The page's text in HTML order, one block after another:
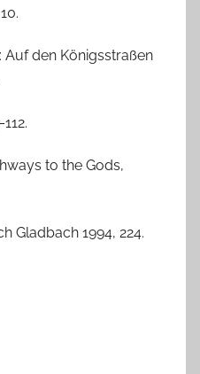
Auf den Königsstraßen
to the Gods,
Gladbach 1994, 224.